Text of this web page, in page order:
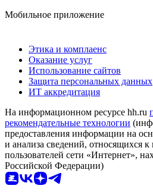
Мобильное приложение
Этика и комплаенс
Оказание услуг
Использование сайтов
Защита персональных данных
ИТ аккредитация
На информационном ресурсе hh.ru
рекомендательные технологии
предоставления информации на
и анализа сведений, относящихся
пользователей сети «Интернет»,
Российской Федерации)